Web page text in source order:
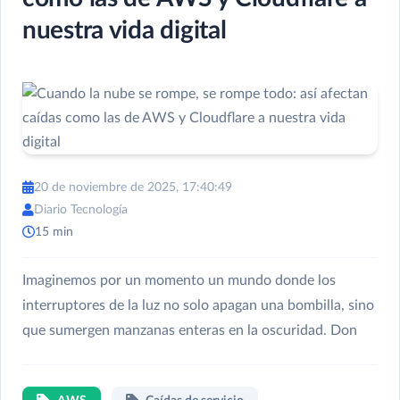
nuestra vida digital
20 de noviembre de 2025, 17:40:49
Diario Tecnología
15 min
Imaginemos por un momento un mundo donde los
interruptores de la luz no solo apagan una bombilla, sino
que sumergen manzanas enteras en la oscuridad. Don